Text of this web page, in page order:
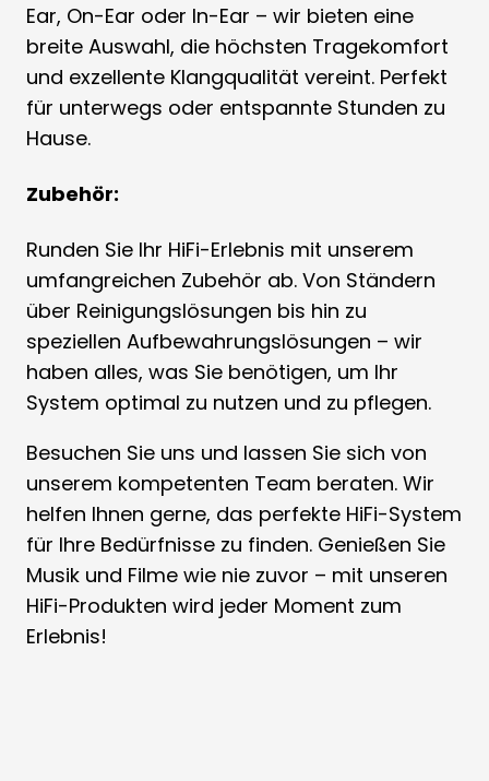
Ear, On-Ear oder In-Ear – wir bieten eine
breite Auswahl, die höchsten Tragekomfort
und exzellente Klangqualität vereint. Perfekt
für unterwegs oder entspannte Stunden zu
Hause.
Zubehör:
Runden Sie Ihr HiFi-Erlebnis mit unserem
umfangreichen Zubehör ab. Von Ständern
über Reinigungslösungen bis hin zu
speziellen Aufbewahrungslösungen – wir
haben alles, was Sie benötigen, um Ihr
System optimal zu nutzen und zu pflegen.
Besuchen Sie uns und lassen Sie sich von
unserem kompetenten Team beraten. Wir
helfen Ihnen gerne, das perfekte HiFi-System
für Ihre Bedürfnisse zu finden. Genießen Sie
Musik und Filme wie nie zuvor – mit unseren
HiFi-Produkten wird jeder Moment zum
Erlebnis!